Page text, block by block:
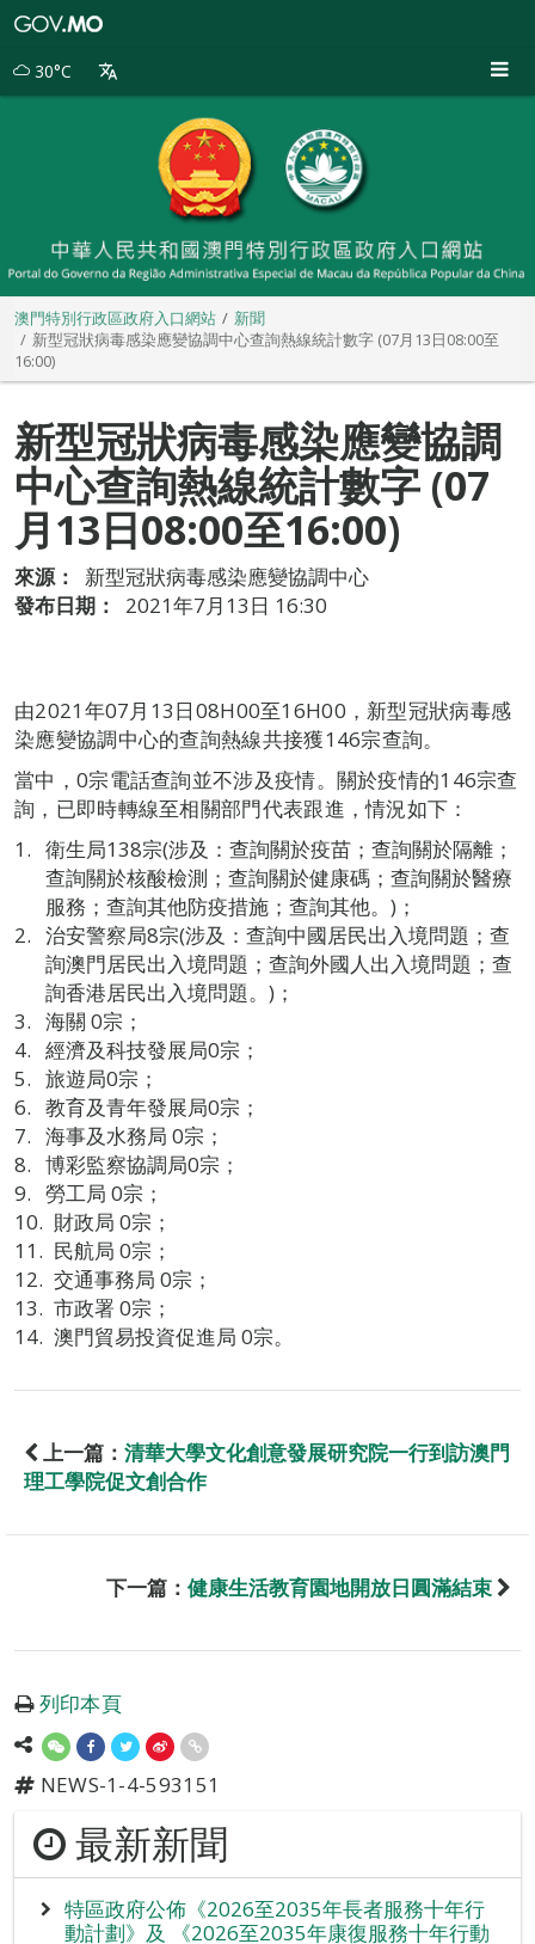
別
30°C
澳門特別行政區政府入口網站
新聞
新型冠狀病毒感染應變協調中心查詢熱線統計數字 (07月13日08:00至
16:00)
新型冠狀病毒感染應變協調
中心查詢熱線統計數字 (07
月13日08:00至16:00)
來源：
新型冠狀病毒感染應變協調中心
發布日期：
2021年7月13日 16:30
由2021年07月13日08H00至16H00，新型冠狀病毒感
染應變協調中心的查詢熱線共接獲146宗查詢。
當中，0宗電話查詢並不涉及疫情。關於疫情的146宗查
詢，已即時轉線至相關部門代表跟進，情況如下：
衛生局138宗(涉及：查詢關於疫苗；查詢關於隔離；
查詢關於核酸檢測；查詢關於健康碼；查詢關於醫療
服務；查詢其他防疫措施；查詢其他。)；
治安警察局8宗(涉及：查詢中國居民出入境問題；查
詢澳門居民出入境問題；查詢外國人出入境問題；查
詢香港居民出入境問題。)；
海關 0宗；
經濟及科技發展局0宗；
旅遊局0宗；
教育及青年發展局0宗；
海事及水務局 0宗；
博彩監察協調局0宗；
勞工局 0宗；
財政局 0宗；
民航局 0宗；
交通事務局 0宗；
市政署 0宗；
澳門貿易投資促進局 0宗。
上一篇： 清華大學文化創意發展研究院一行到訪澳門
理工學院促文創合作
下一篇： 健康生活教育園地開放日圓滿結束
列印本頁
NEWS-1-4-593151
最新新聞
特區政府公佈《2026至2035年長者服務十年行
動計劃》及 《2026至2035年康復服務十年行動